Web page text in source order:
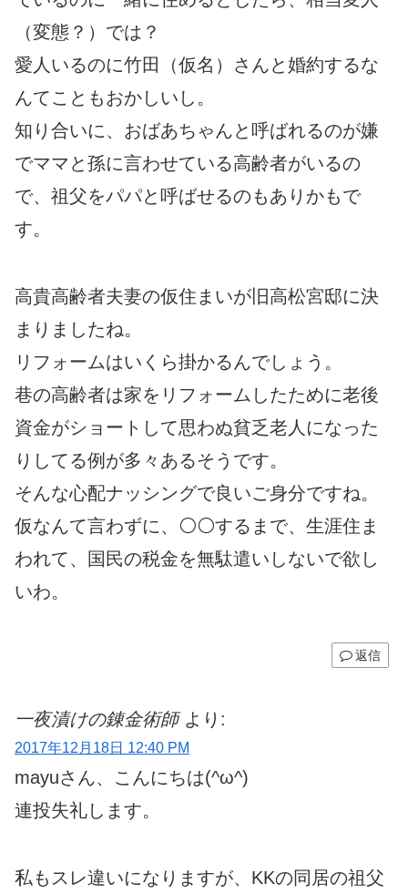
（変態？）では？
愛人いるのに竹田（仮名）さんと婚約するな
んてこともおかしいし。
知り合いに、おばあちゃんと呼ばれるのが嫌
でママと孫に言わせている高齢者がいるの
で、祖父をパパと呼ばせるのもありかもで
す。
高貴高齢者夫妻の仮住まいが旧高松宮邸に決
まりましたね。
リフォームはいくら掛かるんでしょう。
巷の高齢者は家をリフォームしたために老後
資金がショートして思わぬ貧乏老人になった
りしてる例が多々あるそうです。
そんな心配ナッシングで良いご身分ですね。
仮なんて言わずに、⚪⚪するまで、生涯住ま
われて、国民の税金を無駄遣いしないで欲し
いわ。
返信
一夜漬けの錬金術師 より:
2017年12月18日 12:40 PM
mayuさん、こんにちは(^ω^)
連投失礼します。
私もスレ違いになりますが、KKの同居の祖父